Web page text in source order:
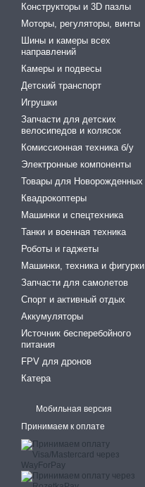
Конструкторы и 3D пазлы
Моторы, регуляторы, винты
Шины и камеры всех
направлений
Камеры и подвесы
Детский транспорт
Игрушки
Запчасти для детских
велосипедов и колясок
Комиссионная техника б/у
Электронные компоненты
Товары для Новорожденных
Квадрокоптеры
Машинки и спецтехника
Танки и военная техника
Роботы и гаджеты
Машинки, техника и фигурки
Запчасти для самолетов
Спорт и активный отдых
Аккумуляторы
Источник бесперебойного
питания
FPV для дронов
Катера
Мобильная версия
Принимаем к оплате